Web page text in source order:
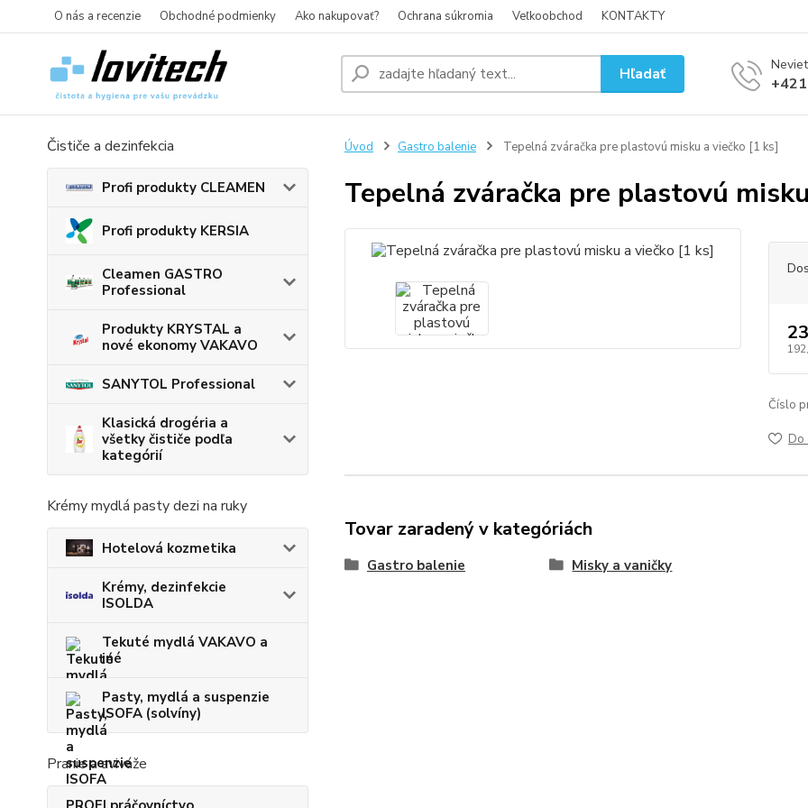
O nás a recenzie Obchodné podmienky Ako nakupovať? Ochrana súkromia Veľkoobchod KONTAKTY
Hľadať
Čističe a dezinfekcia
Profi produkty CLEAMEN
Profi produkty KERSIA
Cleamen GASTRO
Professional
Produkty KRYSTAL a
nové ekonomy VAKAVO
SANYTOL Professional
Klasická drogéria a
všetky čističe podľa
kategórií
Krémy mydlá pasty dezi na ruky
Hotelová kozmetika
Krémy, dezinfekcie
ISOLDA
Tekuté mydlá VAKAVO a
iné
Pasty, mydlá a suspenzie
ISOFA (solvíny)
Pranie a aviváže
Úvod Gastro balenie Tepelná zváračka pre plastovú misku a viečko [1 ks]
Tepelná zváračka pre plastovú
Číslo
Do
Tovar zaradený v kategóriách
Gastro balenie Misky a vaničky